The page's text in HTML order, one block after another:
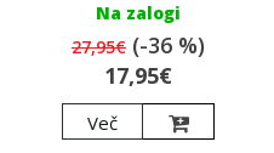
Na zalogi
27,95€ (-36 %)
17,95€
Več